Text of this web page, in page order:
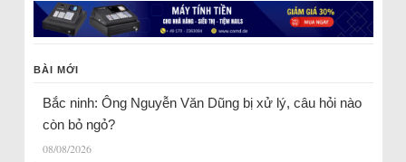
BÀI MỚI
Bắc ninh: Ông Nguyễn Văn Dũng bị xử lý, câu hỏi nào
còn bỏ ngỏ?
08/08/2026